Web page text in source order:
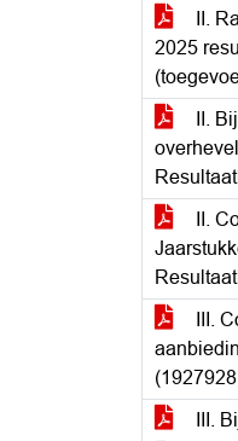
II.
2025
II.
II.
III.
III.